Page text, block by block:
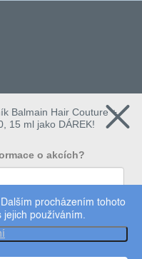
procházením tohoto
jejich používáním.
práva vyhrazena.
cookies
Balmain Hair Couture +
15 ml jako DÁREK!
o akcích?